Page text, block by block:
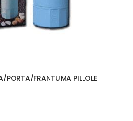
PORTA/FRANTUMA PILLOLE